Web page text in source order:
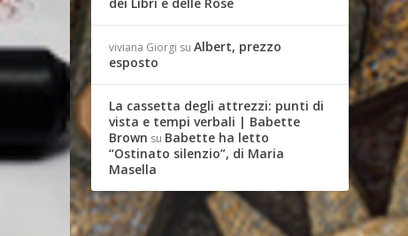
viviana Giorgi suAlbert, prezzo
esposto
La cassetta degli attrezzi: punti di
vista e tempi verbali | Babette
Brown su Babette ha letto
“Ostinato silenzio”, di Maria
Masella